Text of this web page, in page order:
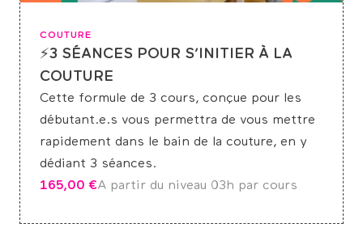
COUTURE
⚡3 SÉANCES POUR S’INITIER À LA
COUTURE
Cette formule de 3 cours, conçue pour les
débutant.e.s vous permettra de vous mettre
rapidement dans le bain de la couture, en y
dédiant 3 séances.
165,00 €A partir du niveau 03h par cours